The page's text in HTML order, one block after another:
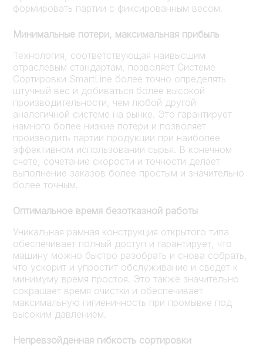
формировать партии с фиксированным весом.
Минимальные потери, максимальная прибыль
Технология, соответствующая наивысшим
отраслевым стандартам, позволяет Системе
Сортировки SmartLine более точно определять
штучный вес и добиваться более высокой
производительности, чем любой другой
аналогичной системе на рынке. Это гарантирует
намного более низкие потери и позволяет
производить партии продукции при наиболее
эффективном использовании сырья. В конечном
счете, сочетание скорости и точности делает
выполнение заказов более простым и значительно
более точным.
Оптимальное время безотказной работы
Уникальная рамная конструкция открытого типа
обеспечивает полный доступ и гарантирует, что
машину можно быстро разобрать и снова собрать,
что ускорит и упростит обслуживание и сведет к
минимуму время простоя. Это также значительно
сокращает время очистки и обеспечивает
максимальную гигиеничность при промывке под
высоким давлением.
Непревзойденная гибкость сортировки